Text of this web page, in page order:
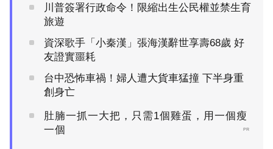
川普簽署行政命令！限縮出生公民權並禁生育
旅遊
資深歌手「小秦漢」張海漢辭世享壽68歲 好
友證實噩耗
台中恐怖車禍！婦人遭大貨車猛撞 下半身重
創身亡
肚腩一抓一大把，只需1個雞蛋，用一個瘦
一個
PR